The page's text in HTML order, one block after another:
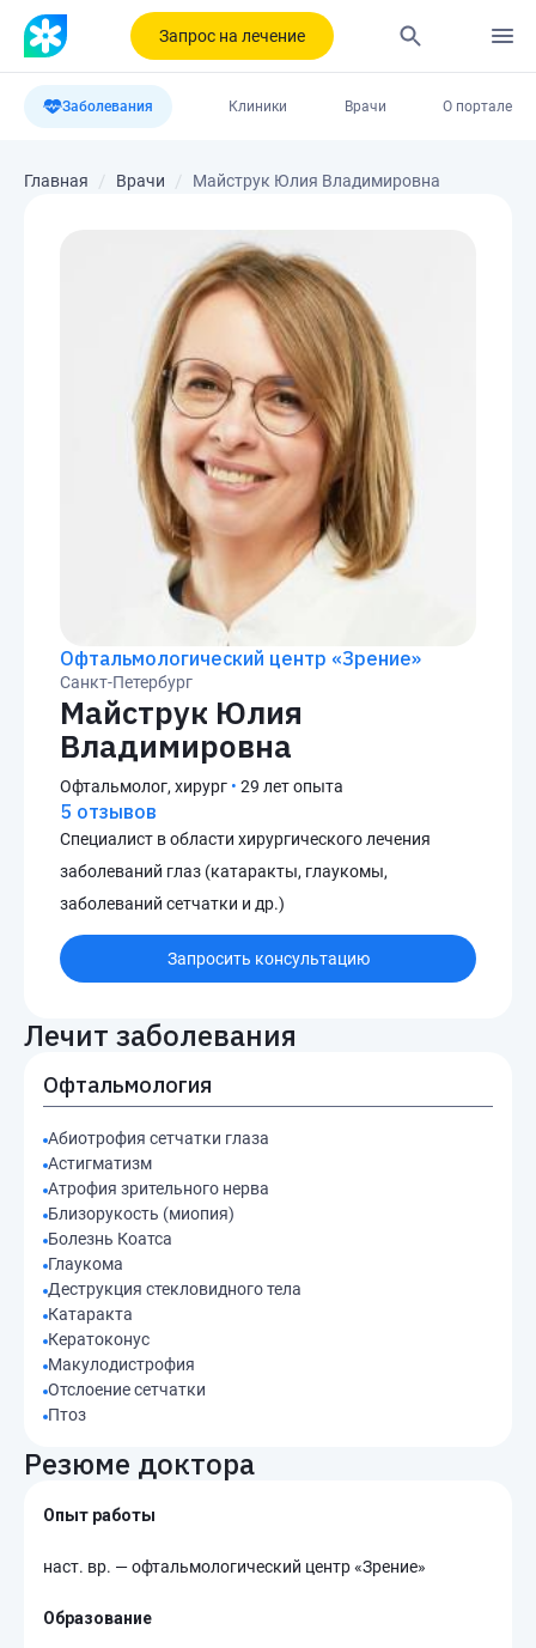
Запрос на лечение
Заболевания Клиники Врачи О портале
Главная Врачи Майструк Юлия Владимировна
Офтальмологический центр «Зрение»
Санкт-Петербург
Майструк Юлия
Владимировна
Офтальмолог, хирург • 29 лет опыта
5 отзывов
Специалист в области хирургического лечения
заболеваний глаз (катаракты, глаукомы,
заболеваний сетчатки и др.)
Запросить консультацию
Лечит заболевания
Офтальмология
Абиотрофия сетчатки глаза
Астигматизм
Атрофия зрительного нерва
Близорукость (миопия)
Болезнь Коатса
Глаукома
Деструкция стекловидного тела
Катаракта
Кератоконус
Макулодистрофия
Отслоение сетчатки
Птоз
Резюме доктора
Опыт работы
наст. вр. — офтальмологический центр «Зрение»
Образование